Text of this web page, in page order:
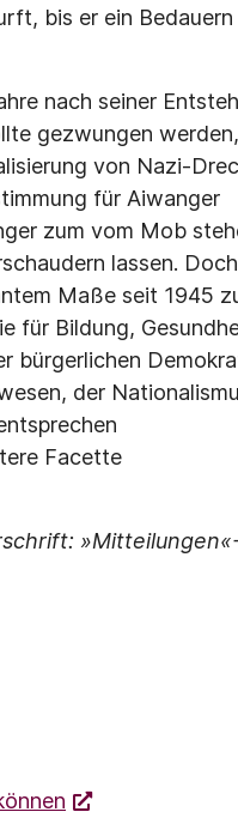
bis er ein Bedauern
nach seiner
gezwungen
von Nazi-
für Aiwanger
zum vom Mob
lassen.
Maße seit 1945
für Bildung,
bürgerlichen
der
Facette